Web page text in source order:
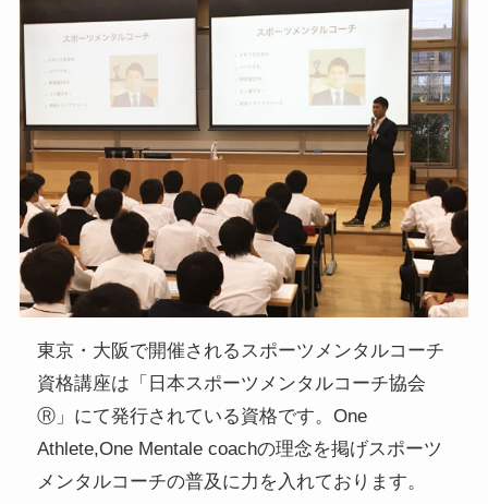
東京・大阪で開催されるスポーツメンタルコーチ
資格講座は「日本スポーツメンタルコーチ協会
Ⓡ」にて発行されている資格です。One
Athlete,One Mentale coachの理念を掲げスポーツ
メンタルコーチの普及に力を入れております。